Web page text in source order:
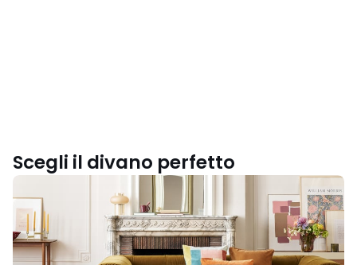
Scegli il divano perfetto
il
modello